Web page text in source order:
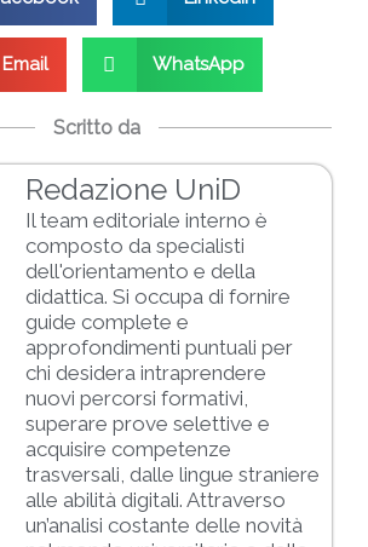
Email WhatsApp
Scritto da
Redazione UniD
Il team editoriale interno è
composto da specialisti
dell'orientamento e della
didattica. Si occupa di fornire
guide complete e
approfondimenti puntuali per
chi desidera intraprendere
nuovi percorsi formativi,
superare prove selettive e
acquisire competenze
trasversali, dalle lingue straniere
alle abilità digitali. Attraverso
un’analisi costante delle novità